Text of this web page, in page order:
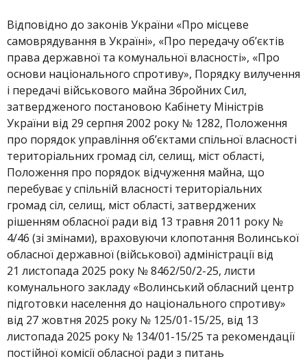
Відповідно до законів України «Про місцеве
самоврядування в Україні», «Про передачу обʼєктів
права державної та комунальної власності», «Про
основи національного спротиву», Порядку вилучення
і передачі військового майна Збройних Сил,
затвердженого постановою Кабінету Міністрів
України від 29 серпня 2002 року № 1282, Положення
про порядок управління обʼєктами спільної власності
територіальних громад сіл, селищ, міст області,
Положення про порядок відчуження майна, що
перебуває у спільній власності територіальних
громад сіл, селищ, міст області, затверджених
рішенням обласної ради від 13 травня 2011 року №
4/46 (зі змінами), враховуючи клопотання Волинської
обласної державної (військової) адміністрації від
21 листопада 2025 року № 8462/50/2-25, листи
комунального закладу «Волинський обласний центр
підготовки населення до національного спротиву»
від 27 жовтня 2025 року № 125/01-15/25, від 13
листопада 2025 року № 134/01-15/25 та рекомендації
постійної комісії обласної ради з питань